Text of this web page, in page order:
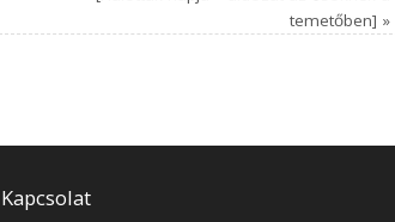
temetőben] »
Kapcsolat